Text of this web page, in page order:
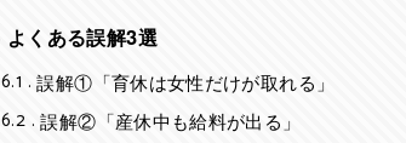
よくある誤解3選
6.1
誤解①「育休は女性だけが取れる」
6.2 誤解②「産休中も給料が出る」